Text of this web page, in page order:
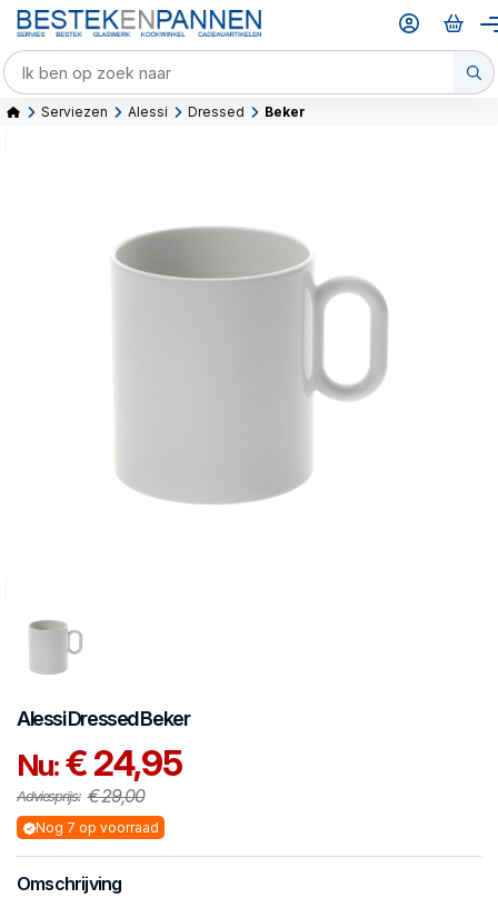
Serviezen Alessi Dressed Beker
AlessiDressedBeker
Nu:€ 24,95
Adviesprijs: € 29,00
Nog 7 op voorraad
Omschrijving